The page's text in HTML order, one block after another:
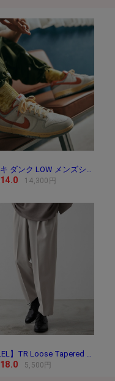
14,300円
5,500円